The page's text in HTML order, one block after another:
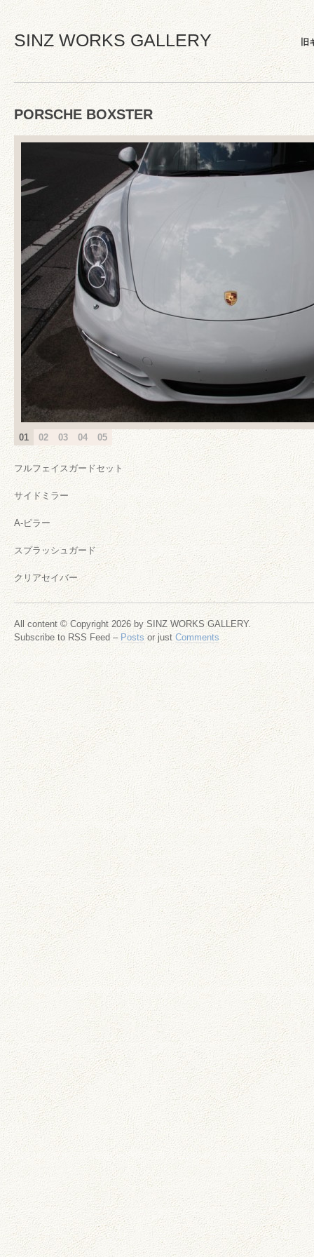
SINZ WORKS GALLERY
PORSCHE BOXSTER
01 02 03 04 05
フルフェイスガードセット
サイドミラー
A-ピラー
スプラッシュガード
クリアセイバー
All content © Copyright 2026 by SINZ WORKS GALLERY.
Subscribe to RSS Feed – Posts or just Comments